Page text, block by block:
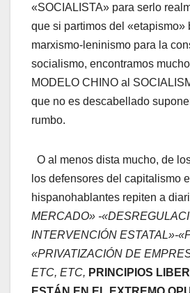
«SOCIALISTA» para serlo
que si partimos del «etapismo»
marxismo-leninismo para la
socialismo, encontramos
MODELO CHINO al
que no es descabellado
rumbo.
O al menos dista mucho, de
los defensores del capitalismo
hispanohablantes repiten a
MERCADO» -
INTERVENCIÓN ESTATAL»-
«PRIVATIZACIÓN DE
ETC, ETC, PRINCIPIOS